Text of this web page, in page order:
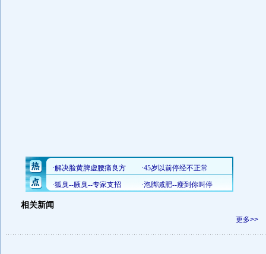
相关新闻
更多>>